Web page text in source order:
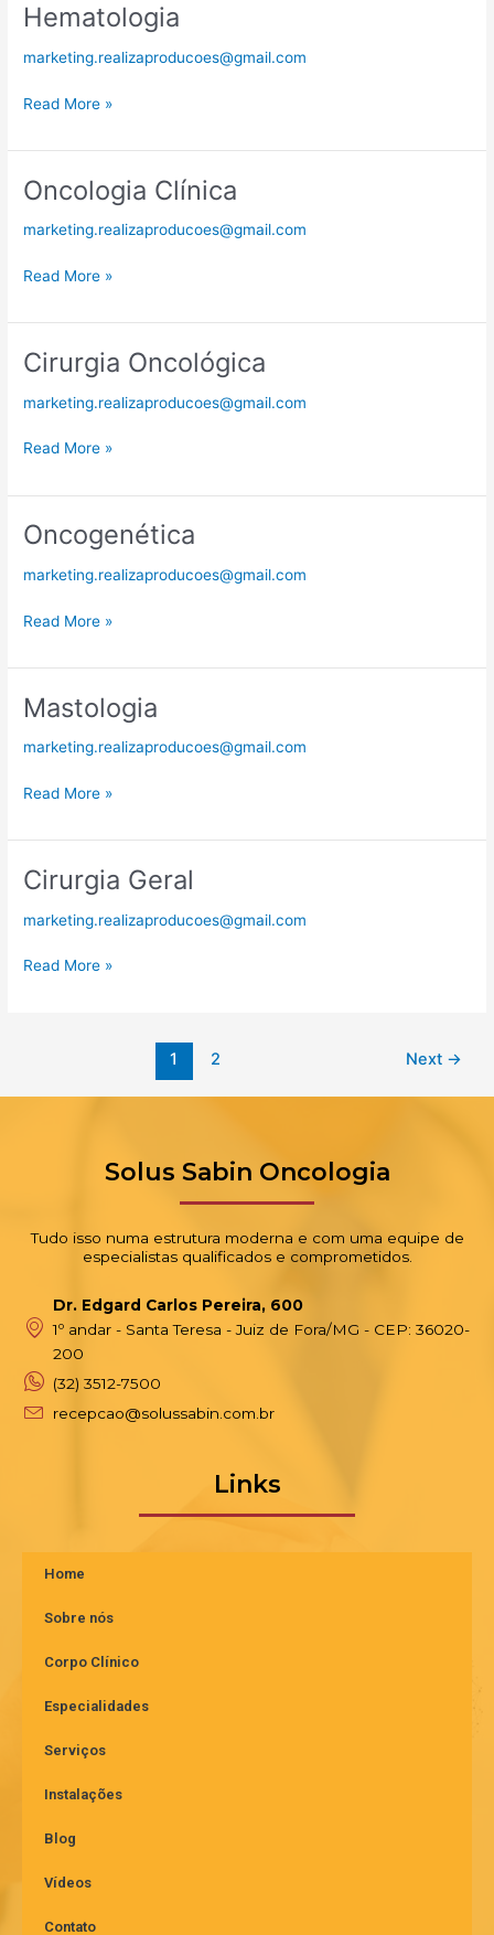
Hematologia
marketing.realizaproducoes@gmail.com
Hematologia
Read More »
Oncologia Clínica
marketing.realizaproducoes@gmail.com
Oncologia
Read More »
Cirurgia Oncológica
marketing.realizaproducoes@gmail.com
Cirurgia
Oncológica
Read More »
Oncogenética
marketing.realizaproducoes@gmail.com
Oncogenética
Read More »
Mastologia
marketing.realizaproducoes@gmail.com
Mastologia
Read More »
Cirurgia Geral
marketing.realizaproducoes@gmail.com
Cirurgia
Read More »
1 2 Next →
Solus Sabin Oncologia
Tudo isso numa estrutura moderna e com uma equipe de
especialistas qualificados e comprometidos.
Dr. Edgard Carlos Pereira, 600
1º andar - Santa Teresa - Juiz de Fora/MG - CEP: 36020-
200
(32) 3512-7500
recepcao@solussabin.com.br
Links
Home
Sobre nós
Corpo Clínico
Especialidades
Serviços
Instalações
Blog
Vídeos
Contato